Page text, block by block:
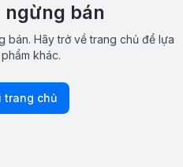
ngừng bán
bán. Hãy trở về trang chủ để lựa
khác.
trang chủ